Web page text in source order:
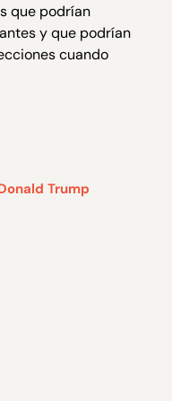
que podrían
y que podrían
cuando
Trump